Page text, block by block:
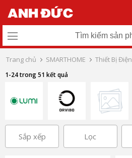
Trang chủ SMARTHOME Thiết Bị Điện
1-24 trong 51 kết quả
Sắp xếp Lọc